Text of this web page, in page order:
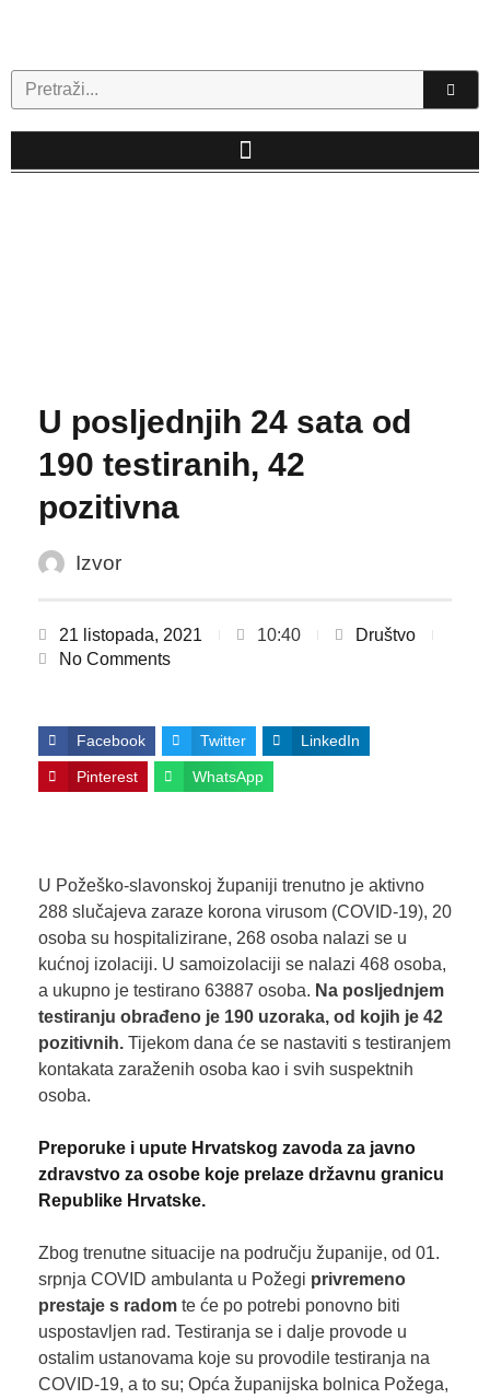
Search
U posljednjih 24 sata od
190 testiranih, 42
pozitivna
Izvor
21 listopada, 2021 10:40
Društvo
No Comments
Facebook Twitter LinkedIn
Pinterest WhatsApp
U Požeško-slavonskoj županiji trenutno je aktivno
288 slučajeva zaraze korona virusom (COVID-19), 20
osoba su hospitalizirane, 268 osoba nalazi se u
kućnoj izolaciji. U samoizolaciji se nalazi 468 osoba,
a ukupno je testirano 63887 osoba. Na posljednjem
testiranju obrađeno je 190 uzoraka, od kojih je 42
pozitivnih. Tijekom dana će se nastaviti s testiranjem
kontakata zaraženih osoba kao i svih suspektnih
osoba.
Preporuke i upute Hrvatskog zavoda za javno
zdravstvo za osobe koje prelaze državnu granicu
Republike Hrvatske.
Zbog trenutne situacije na području županije, od 01.
srpnja COVID ambulanta u Požegi privremeno
prestaje s radomte će po potrebi ponovno biti
uspostavljen rad. Testiranja se i dalje provode u
ostalim ustanovama koje su provodile testiranja na
COVID-19, a to su; Opća županijska bolnica Požega,